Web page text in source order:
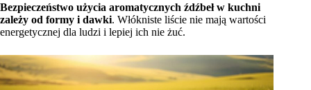
Bezpieczeństwo użycia aromatycznych źdźbeł w kuchni
zależy od formy i dawki. Włókniste liście nie mają wartości
energetycznej dla ludzi i lepiej ich nie żuć.